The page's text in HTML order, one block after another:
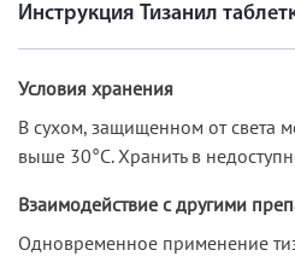
Инструкция Тизанил
Условия хранения
В сухом, защищенном от света
выше 30°С. Хранить в
Взаимодействие с другими
Одновременное применение